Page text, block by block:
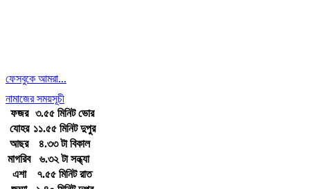
ফেসবুকে আমরা...
নামাজের সময়সূচী
ফজর
৩.৫৫ মিনিট ভোর
যোহর ১১.৫৫ মিনিট দুপুর
আছর
৪.৩৩ টা বিকাল
মাগরিব
৬.৩২ টা সন্ধ্যা
এশা
৭.৫৫ মিনিট রাত